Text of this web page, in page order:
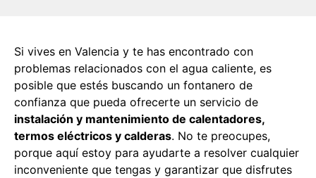
Si vives en Valencia y te has encontrado con
problemas relacionados con el agua caliente, es
posible que estés buscando un fontanero de
confianza que pueda ofrecerte un servicio de
instalación y mantenimiento de calentadores,
termos eléctricos y calderas. No te preocupes,
porque aquí estoy para ayudarte a resolver cualquier
inconveniente que tengas y garantizar que disfrutes